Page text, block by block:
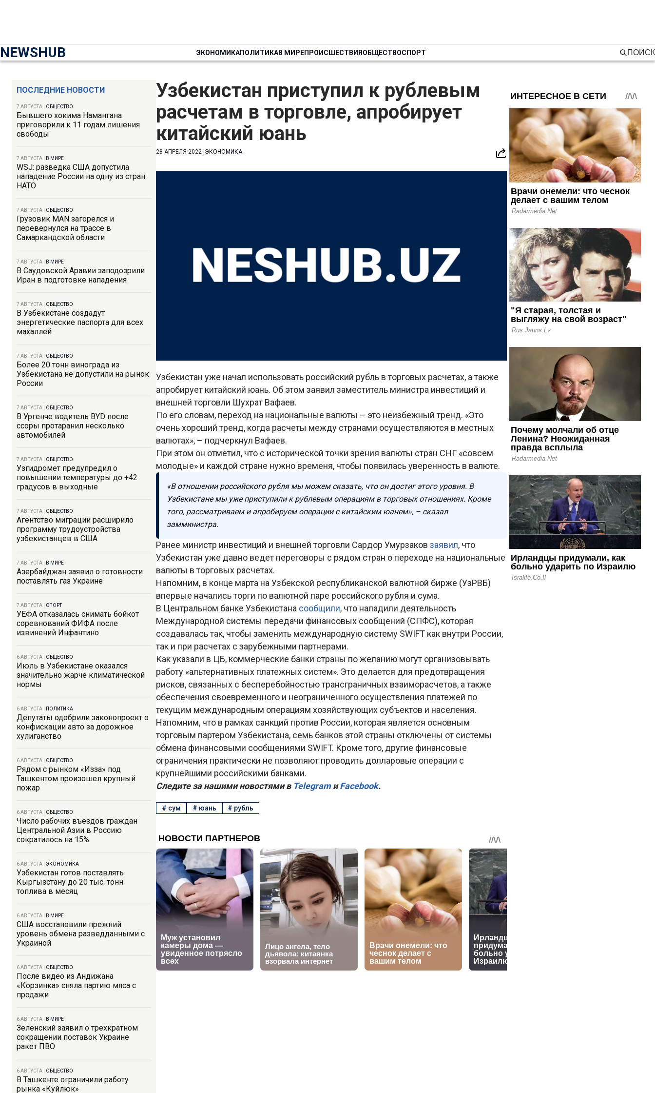
NEWSHUB ЭКОНОМИКАПОЛИТИКАВ МИРЕПРОИСШЕСТВИЯОБЩЕСТВОСПОРТ ПОИСК
ПОСЛЕДНИЕ НОВОСТИ
7 АВГУСТА ОБЩЕСТВО
Бывшего хокима Намангана
приговорили к 11 годам лишения
свободы
7 АВГУСТА В МИРЕ
WSJ: разведка США допустила
нападение России на одну из стран
НАТО
7 АВГУСТА ОБЩЕСТВО
Грузовик MAN загорелся и
перевернулся на трассе в
Самаркандской области
7 АВГУСТА В МИРЕ
В Саудовской Аравии заподозрили
Иран в подготовке нападения
7 АВГУСТА ОБЩЕСТВО
В Узбекистане создадут
энергетические паспорта для всех
махаллей
7 АВГУСТА ОБЩЕСТВО
Более 20 тонн винограда из
Узбекистана не допустили на рынок
России
7 АВГУСТА ОБЩЕСТВО
В Ургенче водитель BYD после
ссоры протаранил несколько
автомобилей
7 АВГУСТА ОБЩЕСТВО
Узгидромет предупредил о
повышении температуры до +42
градусов в выходные
7 АВГУСТА ОБЩЕСТВО
Агентство миграции расширило
программу трудоустройства
узбекистанцев в США
7 АВГУСТА В МИРЕ
Азербайджан заявил о готовности
поставлять газ Украине
7 АВГУСТА СПОРТ
УЕФА отказалась снимать бойкот
соревнований ФИФА после
извинений Инфантино
6 АВГУСТА ОБЩЕСТВО
Июль в Узбекистане оказался
значительно жарче климатической
нормы
6 АВГУСТА ПОЛИТИКА
Депутаты одобрили законопроект о
конфискации авто за дорожное
хулиганство
6 АВГУСТА ОБЩЕСТВО
Рядом с рынком «Изза» под
Ташкентом произошел крупный
пожар
6 АВГУСТА ОБЩЕСТВО
Число рабочих въездов граждан
Центральной Азии в Россию
сократилось на 15%
6 АВГУСТА ЭКОНОМИКА
Узбекистан готов поставлять
Кыргызстану до 20 тыс. тонн
топлива в месяц
6 АВГУСТА В МИРЕ
США восстановили прежний
уровень обмена разведданными с
Украиной
6 АВГУСТА ОБЩЕСТВО
После видео из Андижана
«Корзинка» сняла партию мяса с
продажи
6 АВГУСТА В МИРЕ
Зеленский заявил о трехкратном
сокращении поставок Украине
ракет ПВО
6 АВГУСТА ОБЩЕСТВО
В Ташкенте ограничили работу
рынка «Куйлюк»
Узбекистан приступил к рублевым
расчетам в торговле, апробирует
китайский юань
28 АПРЕЛЯ 2022 ЭКОНОМИКА
Узбекистан уже начал использовать российский рубль в торговых расчетах, а также
апробирует китайский юань. Об этом заявил заместитель министра инвестиций и
внешней торговли Шухрат Вафаев.
По его словам, переход на национальные валюты – это неизбежный тренд. «Это
очень хороший тренд, когда расчеты между странами осуществляются в местных
валютах», – подчеркнул Вафаев.
При этом он отметил, что с исторической точки зрения валюты стран СНГ «совсем
молодые» и каждой стране нужно временя, чтобы появилась уверенность в валюте.
«В отношении российского рубля мы можем сказать, что он достиг этого уровня. В
Узбекистане мы уже приступили к рублевым операциям в торговых отношениях. Кроме
того, рассматриваем и апробируем операции с китайским юанем», – сказал
замминистра.
Ранее министр инвестиций и внешней торговли Сардор Умурзаков заявил, что
Узбекистан уже давно ведет переговоры с рядом стран о переходе на национальные
валюты в торговых расчетах.
Напомним, в конце марта на Узбекской республиканской валютной бирже (УзРВБ)
впервые начались торги по валютной паре российского рубля и сума.
В Центральном банке Узбекистана сообщили, что наладили деятельность
Международной системы передачи финансовых сообщений (СПФС), которая
создавалась так, чтобы заменить международную систему SWIFT как внутри России,
так и при расчетах с зарубежными партнерами.
Как указали в ЦБ, коммерческие банки страны по желанию могут организовывать
работу «альтернативных платежных систем». Это делается для предотвращения
рисков, связанных с бесперебойностью трансграничных взаиморасчетов, а также
обеспечения своевременного и неограниченного осуществления платежей по
текущим международным операциям хозяйствующих субъектов и населения.
Напомним, что в рамках санкций против России, которая является основным
торговым партером Узбекистана, семь банков этой страны отключены от системы
обмена финансовыми сообщениями SWIFT. Кроме того, другие финансовые
ограничения практически не позволяют проводить долларовые операции с
крупнейшими российскими банками.
Следите за нашими новостями вTelegramиFacebook.
# сум # юань # рубль